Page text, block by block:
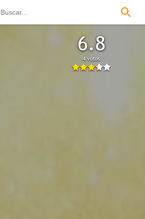
6.8
4 votos